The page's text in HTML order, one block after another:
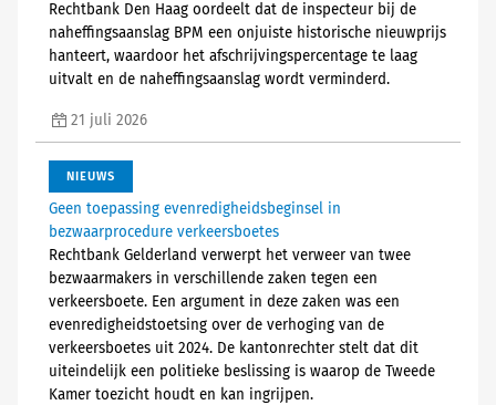
Rechtbank Den Haag oordeelt dat de inspecteur bij de
naheffingsaanslag BPM een onjuiste historische nieuwprijs
hanteert, waardoor het afschrijvingspercentage te laag
uitvalt en de naheffingsaanslag wordt verminderd.
21 juli 2026
NIEUWS
Geen toepassing evenredigheidsbeginsel in
bezwaarprocedure verkeersboetes
Rechtbank Gelderland verwerpt het verweer van twee
bezwaarmakers in verschillende zaken tegen een
verkeersboete. Een argument in deze zaken was een
evenredigheidstoetsing over de verhoging van de
verkeersboetes uit 2024. De kantonrechter stelt dat dit
uiteindelijk een politieke beslissing is waarop de Tweede
Kamer toezicht houdt en kan ingrijpen.